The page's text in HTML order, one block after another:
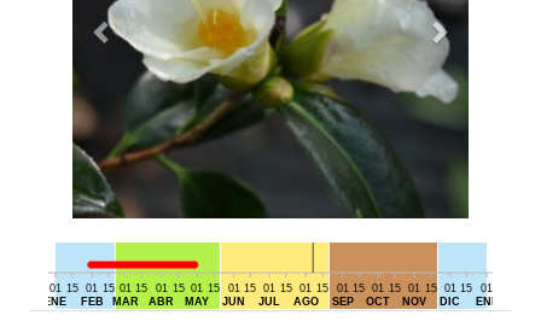
01
ENE
15
01
FEB
15 01
MAR
15
01
ABR
15 01
MAY
15
01
JUN
15
01
JUL
15
01
AGO
15
01
SEP
15
01
OCT
15
01
NOV
15 01
DIC
15
01
ENE